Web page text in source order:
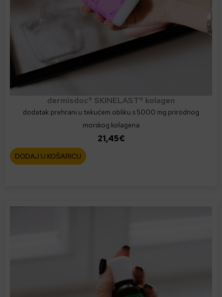
dermisdoc® SKINELAST® kolagen
dodatak prehrani u tekućem obliku s 5000 mg prirodnog
morskog kolagena
21,45€
DODAJ U KOŠARICU